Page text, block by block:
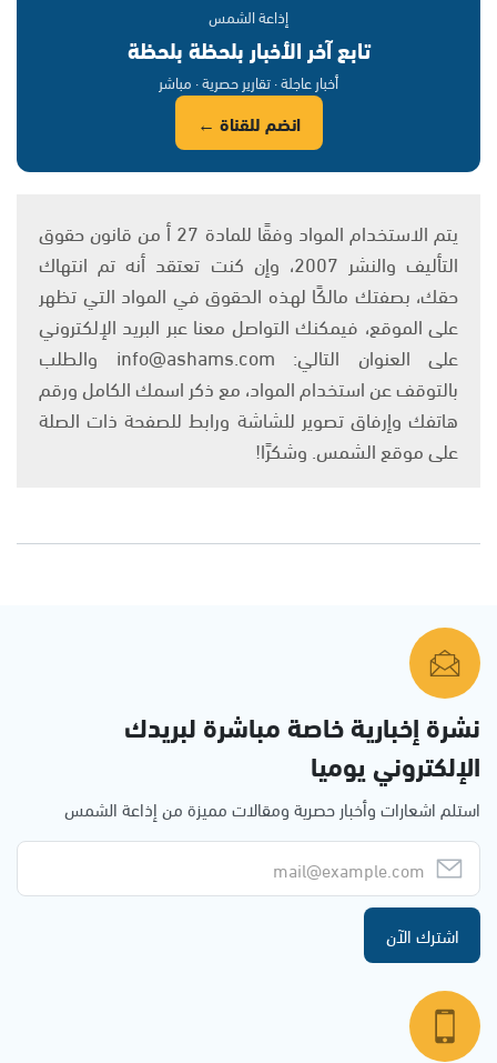
إذاعة الشمس
تابع آخر الأخبار بلحظة بلحظة
أخبار عاجلة · تقارير حصرية · مباشر
انضم للقناة ←
يتم الاستخدام المواد وفقًا للمادة 27 أ من قانون حقوق
التأليف والنشر 2007، وإن كنت تعتقد أنه تم انتهاك
حقك، بصفتك مالكًا لهذه الحقوق في المواد التي تظهر
على الموقع، فيمكنك التواصل معنا عبر البريد الإلكتروني
على العنوان التالي: info@ashams.com والطلب
بالتوقف عن استخدام المواد، مع ذكر اسمك الكامل ورقم
هاتفك وإرفاق تصوير للشاشة ورابط للصفحة ذات الصلة
على موقع الشمس. وشكرًا!
نشرة إخبارية خاصة مباشرة لبريدك
الإلكتروني يوميا
استلم اشعارات وأخبار حصرية ومقالات مميزة من إذاعة الشمس
اشترك الآن